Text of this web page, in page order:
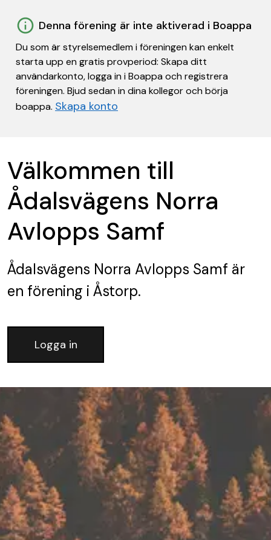
Denna förening är inte aktiverad i Boappa
Du som är styrelsemedlem i föreningen kan enkelt
starta upp en gratis provperiod: Skapa ditt
användarkonto, logga in i Boappa och registrera
föreningen. Bjud sedan in dina kollegor och börja
boappa. Skapa konto
Välkommen till
Ådalsvägens Norra
Avlopps Samf
Ådalsvägens Norra Avlopps Samf är
en förening i Åstorp.
Logga in